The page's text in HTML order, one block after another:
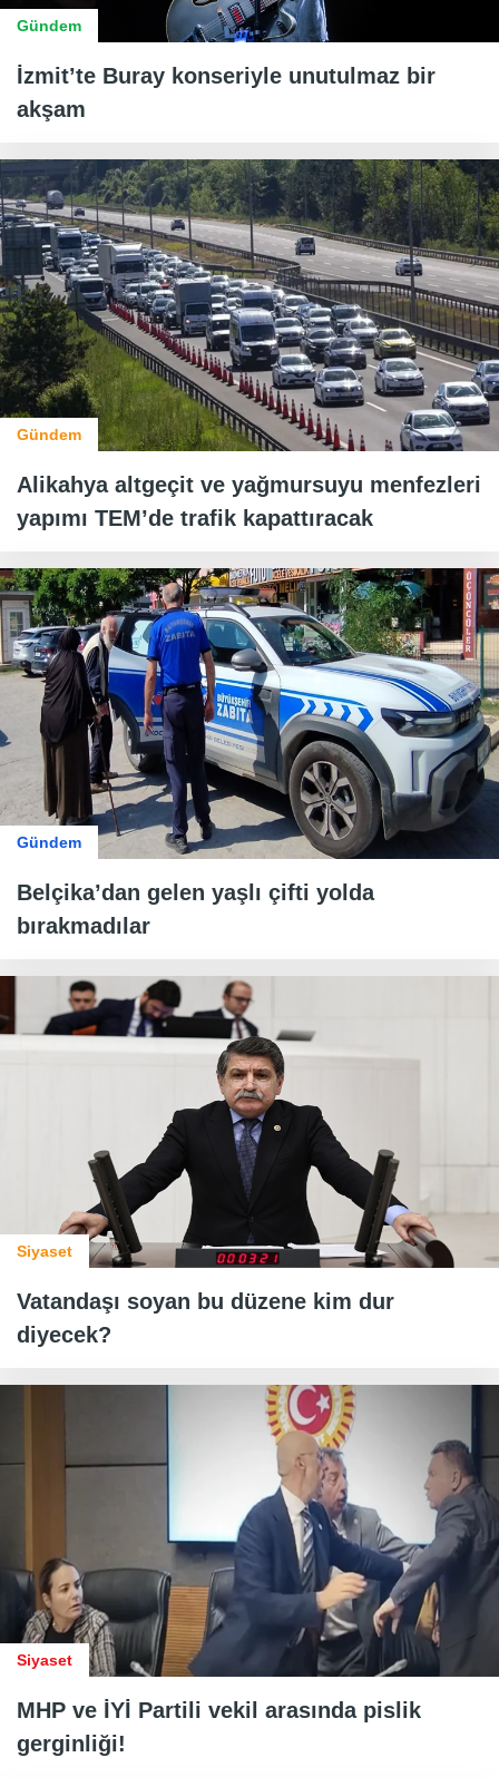
Gündem
İzmit’te Buray konseriyle unutulmaz bir
akşam
Gündem
Alikahya altgeçit ve yağmursuyu menfezleri
yapımı TEM’de trafik kapattıracak
Gündem
Belçika’dan gelen yaşlı çifti yolda
bırakmadılar
Siyaset
Vatandaşı soyan bu düzene kim dur
diyecek?
Siyaset
MHP ve İYİ Partili vekil arasında pislik
gerginliği!